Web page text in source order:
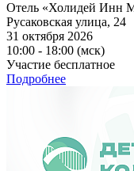
Отель «Холидей Инн
Русаковская улица, 24
31 октября 2026
10:00 - 18:00 (мск)
Участие бесплатное
Подробнее